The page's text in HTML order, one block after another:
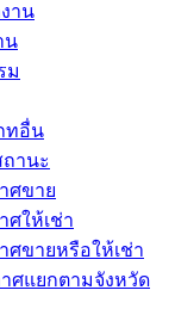
าน
น
ม
ทอื่น
านะ
ศขาย
ศให้เช่า
ศขายหรือให้เช่า
ศแยกตามจังหวัด